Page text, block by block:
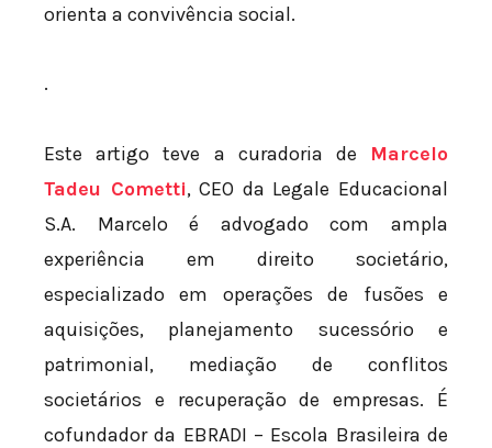
orienta a convivência social.
.
Este artigo teve a curadoria de Marcelo
Tadeu Cometti, CEO da Legale Educacional
S.A. Marcelo é advogado com ampla
experiência em direito societário,
especializado em operações de fusões e
aquisições, planejamento sucessório e
patrimonial, mediação de conflitos
societários e recuperação de empresas. É
cofundador da EBRADI – Escola Brasileira de